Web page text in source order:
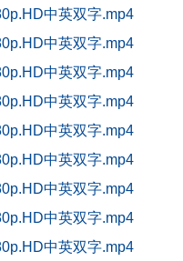
中英双字.mp4
中英双字.mp4
中英双字.mp4
中英双字.mp4
中英双字.mp4
中英双字.mp4
中英双字.mp4
中英双字.mp4
中英双字.mp4